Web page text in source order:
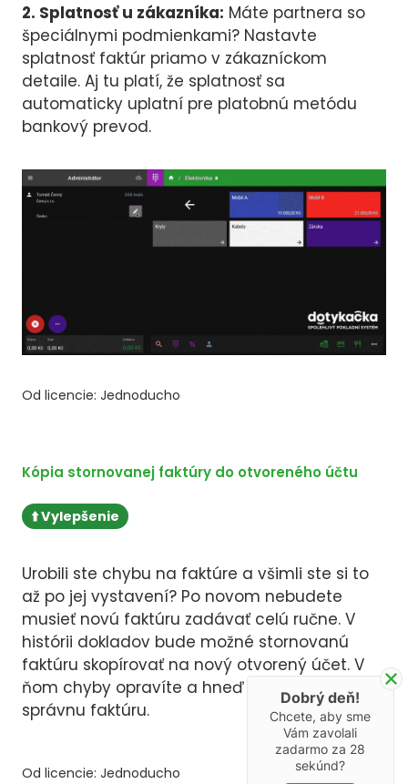
2. Splatnosť u zákazníka: Máte partnera so
špeciálnymi podmienkami? Nastavte
splatnosť faktúr priamo v zákazníckom
detaile. Aj tu platí, že splatnosť sa
automaticky uplatní pre platobnú metódu
bankový prevod.
Od licencie: Jednoducho
Kópia stornovanej faktúry do otvoreného účtu
⬆️ Vylepšenie
Urobili ste chybu na faktúre a všimli ste si to
až po jej vystavení? Po novom nebudete
musieť novú faktúru zadávať celú ručne. V
histórii dokladov bude možné stornovanú
faktúru skopírovať na nový otvorený účet. V
ňom chyby opravíte a hneď vystavíte novú,
správnu faktúru.
Od licencie: Jednoducho
Dobrý deň!
Chcete, aby sme
Vám zavolali
zadarmo za 28
sekúnd?